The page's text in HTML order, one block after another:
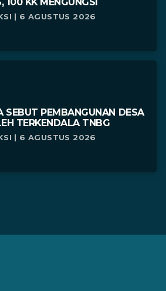
| 6 AGUSTUS 2026
SEBUT PEMBANGUNAN DESA
TERKENDALA TNBG
| 6 AGUSTUS 2026